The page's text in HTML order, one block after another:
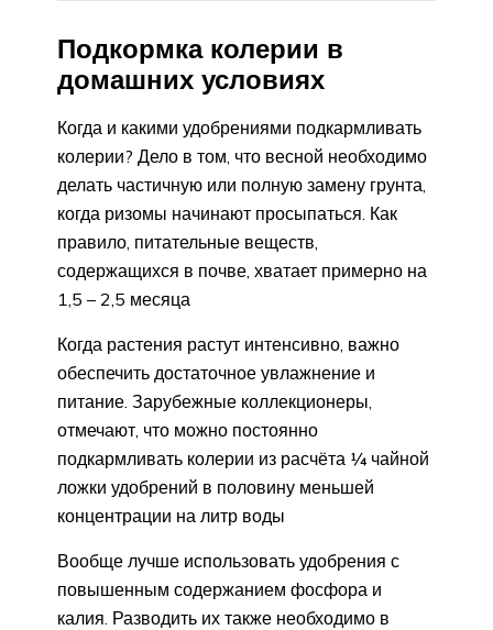
Подкормка колерии в
домашних условиях
Когда и какими удобрениями подкармливать
колерии? Дело в том, что весной необходимо
делать частичную или полную замену грунта,
когда ризомы начинают просыпаться. Как
правило, питательные веществ,
содержащихся в почве, хватает примерно на
1,5 – 2,5 месяца
Когда растения растут интенсивно, важно
обеспечить достаточное увлажнение и
питание. Зарубежные коллекционеры,
отмечают, что можно постоянно
подкармливать колерии из расчёта ¼ чайной
ложки удобрений в половину меньшей
концентрации на литр воды
Вообще лучше использовать удобрения с
повышенным содержанием фосфора и
калия. Разводить их также необходимо в